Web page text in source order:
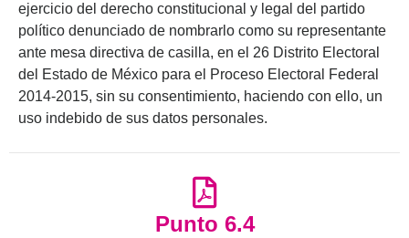
ejercicio del derecho constitucional y legal del partido
político denunciado de nombrarlo como su representante
ante mesa directiva de casilla, en el 26 Distrito Electoral
del Estado de México para el Proceso Electoral Federal
2014-2015, sin su consentimiento, haciendo con ello, un
uso indebido de sus datos personales.
Punto 6.4